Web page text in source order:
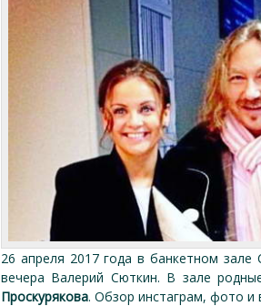
26 апреля 2017 года в банкетном
вечера Валерий Сюткин. В зале
Проскурякова. Обзор инстаграм, фото и